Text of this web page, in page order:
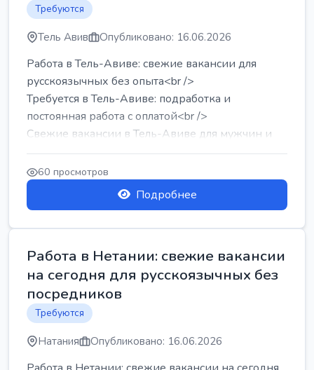
Требуются
Тель Авив Опубликовано: 16.06.2026
Работа в Тель-Авиве: свежие вакансии для
русскоязычных без опыта<br />
Требуется в Тель-Авиве: подработка и
постоянная работа с оплатой<br />
Свежие вакансии в Тель-Авиве для мужчин и
женщин от хозя...
60 просмотров
Подробнее
Работа в Нетании: свежие вакансии
на сегодня для русскоязычных без
посредников
Требуются
Натания Опубликовано: 16.06.2026